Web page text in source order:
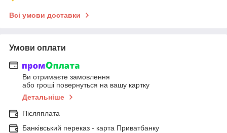
Всі умови доставки
Умови оплати
Ви отримаєте замовлення
або гроші повернуться на вашу картку
Детальніше
Післяплата
Банківський переказ - карта Приватбанку